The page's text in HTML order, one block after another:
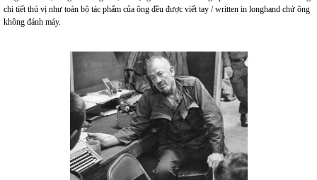
chi tiết thú vị như toàn bộ tác phẩm của ông đều được viết tay / written in longhand chứ ông
không đánh máy.